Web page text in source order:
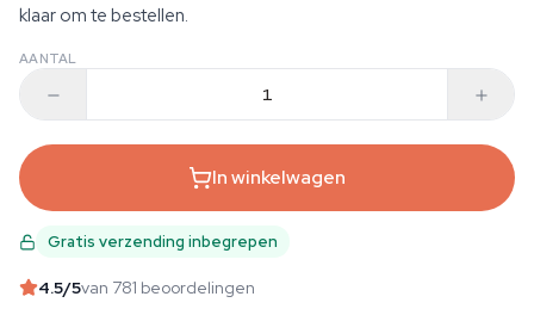
klaar om te bestellen.
AANTAL
In winkelwagen
Gratis verzending inbegrepen
4.5/5van 781 beoordelingen